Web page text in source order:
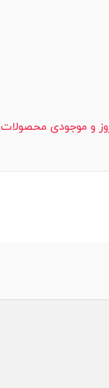
و موجودی محصولات